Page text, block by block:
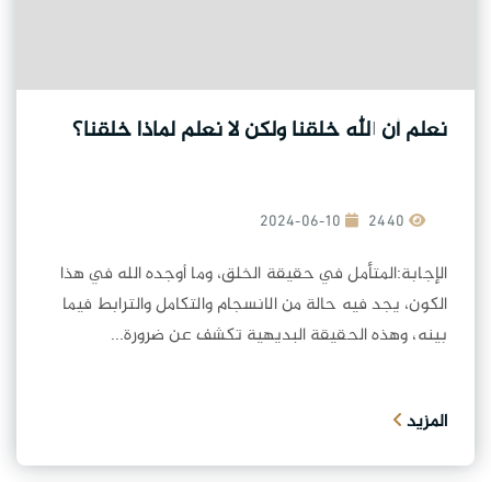
نعلم أن الله خلقنا ولكن لا نعلم لماذا خلقنا؟
2024-06-10
الإجابة:المتأمل في حقيقة الخلق، وما أوجده الله في هذا
الكون، يجد فيه حالة من الانسجام والتكامل والترابط فيما
بينه، وهذه الحقيقة البديهية تكشف عن ضرورة...
المزيد